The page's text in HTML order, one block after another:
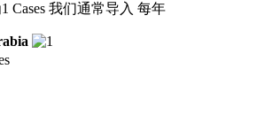
Cases 我们通常导入 每年